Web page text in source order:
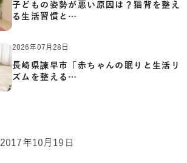
子どもの姿勢が悪い原因は？猫背を整え
る生活習慣と…
2026年07月28日
長崎県諫早市「赤ちゃんの眠りと生活リ
ズムを整える…
2017年10月19日